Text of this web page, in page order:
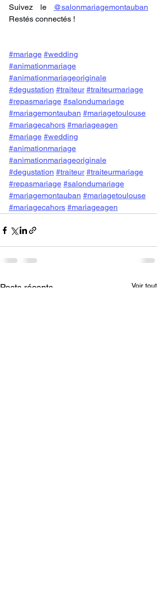
Suivez le
@salonmariagemontauban
Restés connectés !
#mariage #wedding
#animationmariage
#animationmariageoriginale
#degustation #traiteur #traiteurmariage
#repasmariage #salondumariage
#mariagemontauban #mariagetoulouse
#mariagecahors #mariageagen
#mariage #wedding
#animationmariage
#animationmariageoriginale
#degustation #traiteur #traiteurmariage
#repasmariage #salondumariage
#mariagemontauban #mariagetoulouse
#mariagecahors #mariageagen
Posts récents Voir tout